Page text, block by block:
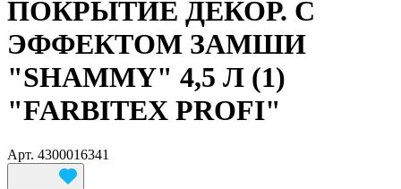
ПОКРЫТИЕ ДЕКОР. С
ЭФФЕКТОМ ЗАМШИ
"SHAMMY" 4,5 Л (1)
"FARBITEX PROFI"
Арт. 4300016341